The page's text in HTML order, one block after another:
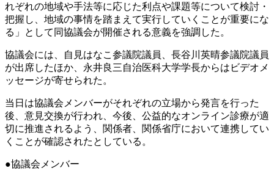
れぞれの地域や手法等に応じた利点や課題等について検討・
把握し、地域の事情を踏まえて実行していくことが重要にな
る」として同協議会が開催される意義を強調した。
協議会には、自見はなこ参議院議員、長谷川英晴参議院議員
が出席したほか、永井良三自治医科大学学長からはビデオメ
ッセージが寄せられた。
当日は協議会メンバーがそれぞれの立場から発言を行った
後、意見交換が行われ、今後、公益的なオンライン診療が適
切に推進されるよう、関係者、関係省庁において連携してい
くことが確認されたとしている。
●協議会メンバー